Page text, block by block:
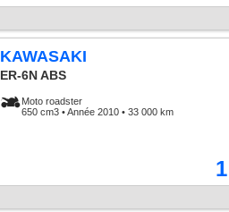
KAWASAKI
ER-6N ABS
Moto roadster
650 cm3 • Année 2010 • 33 000 km